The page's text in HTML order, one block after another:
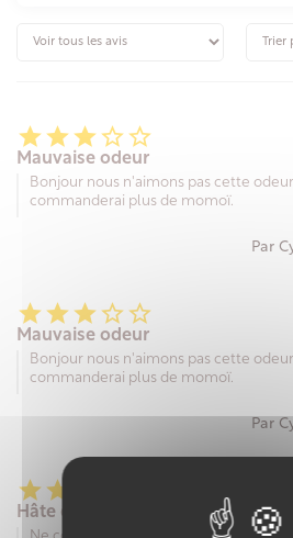

Mauvaise odeur
Bonjour nous n'aimons pas cette
commanderai plus de momoï.
Par

Mauvaise odeur
Bonjour nous n'aimons pas cette
commanderai plus de momoï.
Par

Hâte de l assayer